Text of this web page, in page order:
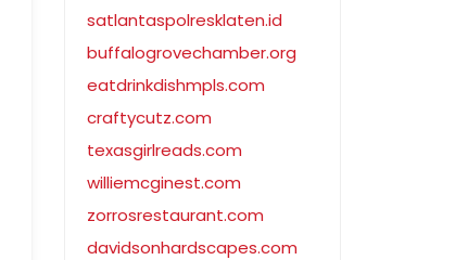
satlantaspolresklaten.id
buffalogrovechamber.org
eatdrinkdishmpls.com
craftycutz.com
texasgirlreads.com
williemcginest.com
zorrosrestaurant.com
davidsonhardscapes.com